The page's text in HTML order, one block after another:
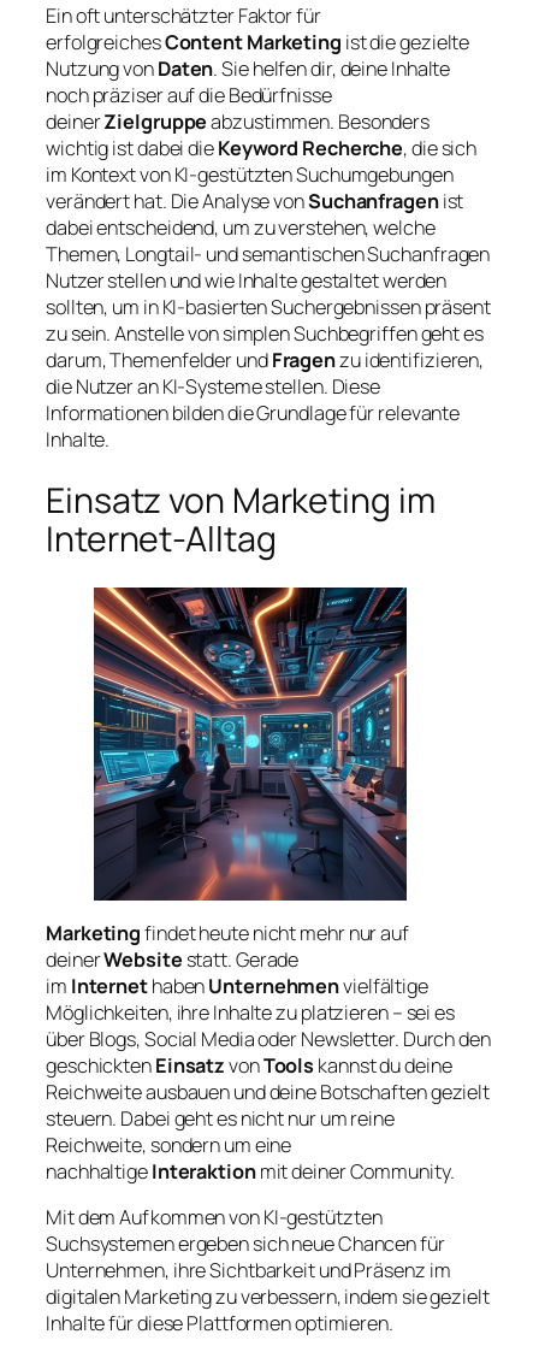
Ein oft unterschätzter Faktor für
erfolgreichesContent Marketing ist die gezielte
Nutzung vonDaten. Sie helfen dir, deine Inhalte
noch präziser auf die Bedürfnisse
deinerZielgruppeabzustimmen. Besonders
wichtig ist dabei dieKeyword Recherche, die sich
im Kontext von KI-gestützten Suchumgebungen
verändert hat. Die Analyse vonSuchanfragenist
dabei entscheidend, um zu verstehen, welche
Themen, Longtail- und semantischen Suchanfragen
Nutzer stellen und wie Inhalte gestaltet werden
sollten, um in KI-basierten Suchergebnissen präsent
zu sein. Anstelle von simplen Suchbegriffen geht es
darum, Themenfelder undFragenzu identifizieren,
die Nutzer an KI-Systeme stellen. Diese
Informationen bilden die Grundlage für relevante
Inhalte.
Einsatz von Marketing im
Internet-Alltag
Marketingfindet heute nicht mehr nur auf
deinerWebsite statt. Gerade
im InternethabenUnternehmenvielfältige
Möglichkeiten, ihre Inhalte zu platzieren – sei es
über Blogs, Social Media oder Newsletter. Durch den
geschicktenEinsatzvonTools kannst du deine
Reichweite ausbauen und deine Botschaften gezielt
steuern. Dabei geht es nicht nur um reine
Reichweite, sondern um eine
nachhaltigeInteraktionmit deiner Community.
Mit dem Aufkommen von KI-gestützten
Suchsystemen ergeben sich neue Chancen für
Unternehmen, ihre Sichtbarkeit und Präsenz im
digitalen Marketing zu verbessern, indem sie gezielt
Inhalte für diese Plattformen optimieren.